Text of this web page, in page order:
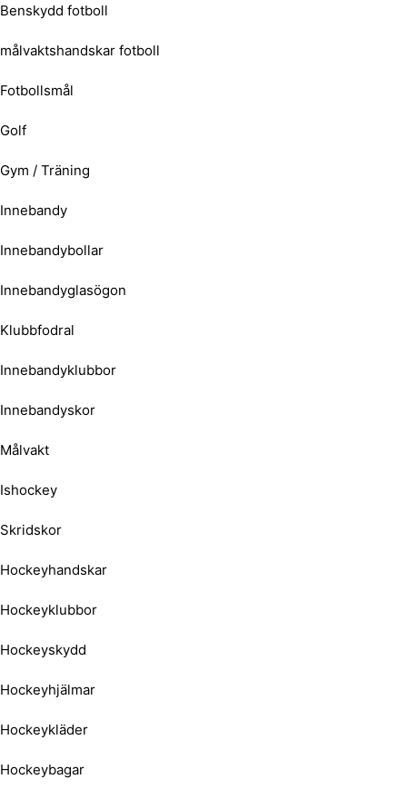
Benskydd fotboll
målvaktshandskar fotboll
Fotbollsmål
Golf
Gym / Träning
Innebandy
Innebandybollar
Innebandyglasögon
Klubbfodral
Innebandyklubbor
Innebandyskor
Målvakt
Ishockey
Skridskor
Hockeyhandskar
Hockeyklubbor
Hockeyskydd
Hockeyhjälmar
Hockeykläder
Hockeybagar